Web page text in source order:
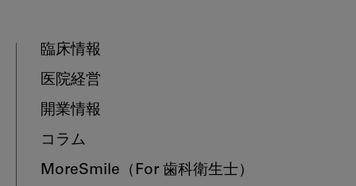
臨床情報
医院経営
開業情報
コラム
MoreSmile （For 歯科衛生士）